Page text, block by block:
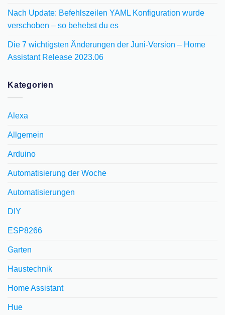
Nach Update: Befehlszeilen YAML Konfiguration wurde
verschoben – so behebst du es
Die 7 wichtigsten Änderungen der Juni-Version – Home
Assistant Release 2023.06
Kategorien
Alexa
Allgemein
Arduino
Automatisierung der Woche
Automatisierungen
DIY
ESP8266
Garten
Haustechnik
Home Assistant
Hue